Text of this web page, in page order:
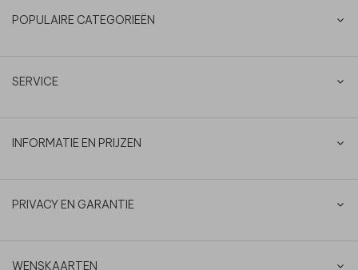
POPULAIRE CATEGORIEËN
SERVICE
INFORMATIE EN PRIJZEN
PRIVACY EN GARANTIE
WENSKAARTEN